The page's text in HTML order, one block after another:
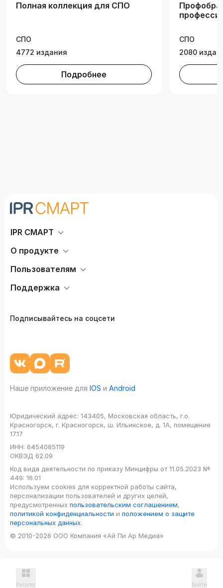
Полная коллекция для СПО
СПО
4772 издания
Подробнее
СПО
2080
IPR СМАРТ
О продукте
Пользователям
Поддержка
Подписывайтесь на соцсети
Наше приложение для IOS и Android
Юридический адрес: 143405, Московская область, г.о.
Красногорск, г. Красногорск, ш. Ильинское, д. 1А, помещение
17.17
ИНН: 6454085119
ОКВЭД 62.09
Код вида деятельности по приказу Минцифры от 11.05.2023 №
449: 16.01
Используем cookies для корректной работы сайта,
персонализации пользователей и других целей,
предусмотренных пользовательским соглашением,
политикой конфиденциальности и положением о защите
персональных данных.
© 2010-2026 ООО Компания «Ай Пи Ар Медиа»
Каталог Войти